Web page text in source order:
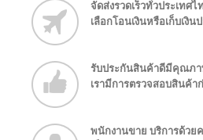
จัดส่งรวดเร็วทั่วประเทศไ
เลือกโอนเงินหรือเก็บเงิน
รับประกันสินค้าดีมีคุณภ
เรามีการตรวจสอบสินค้า
พนักงานขาย บริการด้วย